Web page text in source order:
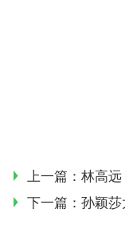
上一篇： 林高远
下一篇： 孙颖莎太凶